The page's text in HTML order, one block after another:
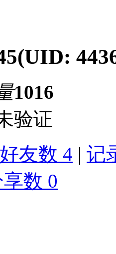
(UID:
1016
验证
好友数 4 | 记
数 0